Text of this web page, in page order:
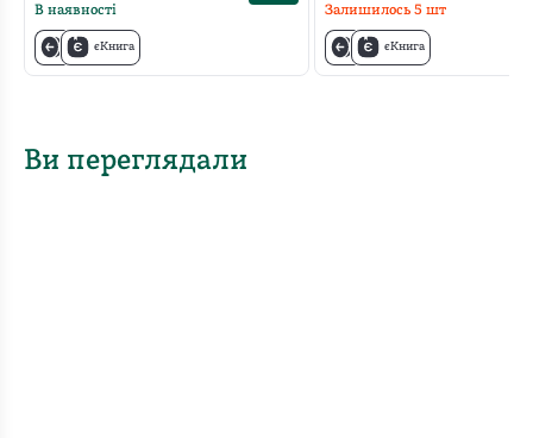
В наявності
єКнига
Залишилось 5шт
єКнига
Ви переглядали